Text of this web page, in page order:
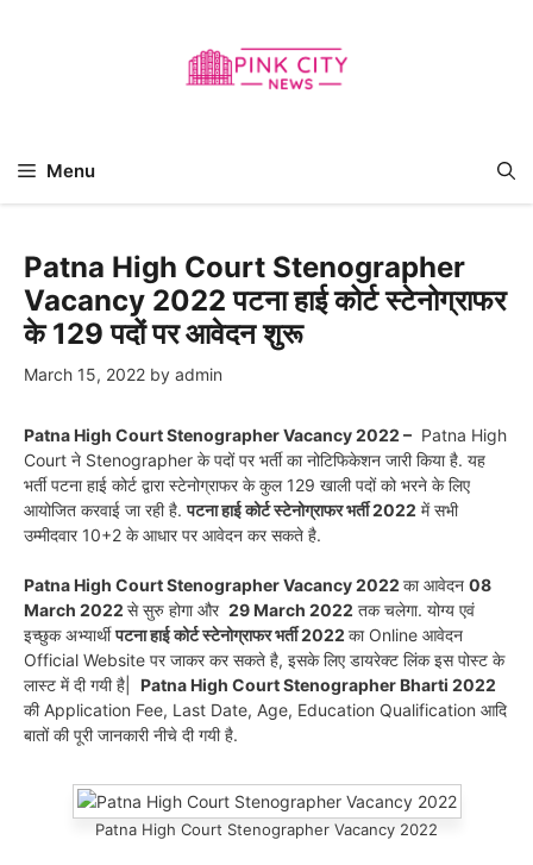
Menu
Patna High Court Stenographer
Vacancy 2022 पटना हाई कोर्ट स्टेनोग्राफर
के 129 पदों पर आवेदन शुरू
March 15, 2022 by admin
Patna High Court Stenographer Vacancy 2022 – Patna High
Court ने Stenographer के पदों पर भर्ती का नोटिफिकेशन जारी किया है. यह
भर्ती पटना हाई कोर्ट द्वारा स्टेनोग्राफर के कुल 129 खाली पदों को भरने के लिए
आयोजित करवाई जा रही है.पटना हाई कोर्ट स्टेनोग्राफर भर्ती 2022 में सभी
उम्मीदवार 10+2 के आधार पर आवेदन कर सकते है.
Patna High Court Stenographer Vacancy 2022 का आवेदन 08
March 2022 से सुरु होगा और 29 March 2022 तक चलेगा. योग्य एवं
इच्छुक अभ्यार्थीपटना हाई कोर्ट स्टेनोग्राफर भर्ती 2022 का Online आवेदन
Official Website पर जाकर कर सकते है, इसके लिए डायरेक्ट लिंक इस पोस्ट के
लास्ट में दी गयी है| Patna High Court Stenographer Bharti 2022
की Application Fee, Last Date, Age, Education Qualification आदि
बातों की पूरी जानकारी नीचे दी गयी है.
Patna High Court Stenographer Vacancy 2022